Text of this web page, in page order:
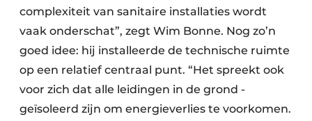
complexiteit van sanitaire installaties wordt
vaak onderschat”, zegt Wim Bonne. Nog zo’n
goed idee: hij installeerde de technische ruimte
op een relatief centraal punt. “Het spreekt ook
voor zich dat alle leidingen in de grond ­
geïsoleerd zijn om energieverlies te voorkomen.